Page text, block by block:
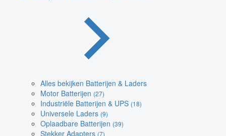
Alles bekijken Batterijen & Laders
Motor Batterijen (27)
Industriële Batterijen & UPS (18)
Universele Laders (9)
Oplaadbare Batterijen (39)
Stekker Adapters (7)